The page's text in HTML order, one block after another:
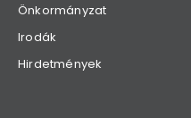
Önkormányzat
Irodák
Hirdetmények